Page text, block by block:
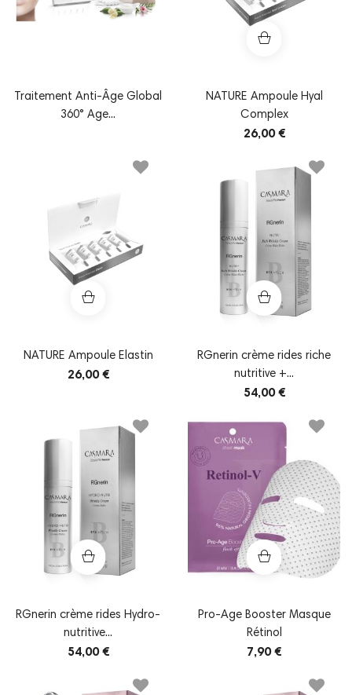
Traitement Anti-Âge Global
360° Age...
NATURE Ampoule Hyal
Complex
26,00 €
NATURE Ampoule Elastin
26,00 €
RGnerin crème rides riche
nutritive +...
54,00 €
RGnerin crème rides Hydro-
nutritive...
54,00 €
Pro-Age Booster Masque
Rétinol
7,90 €